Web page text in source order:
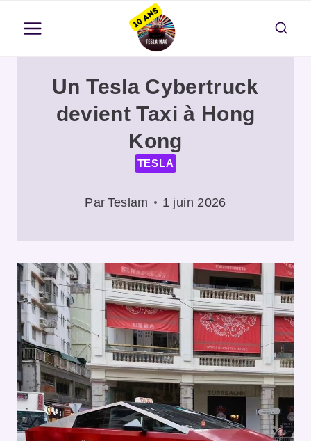
contenu
Un Tesla Cybertruck
devient Taxi à Hong
Kong
TESLA
Par Teslam 1 juin 2026